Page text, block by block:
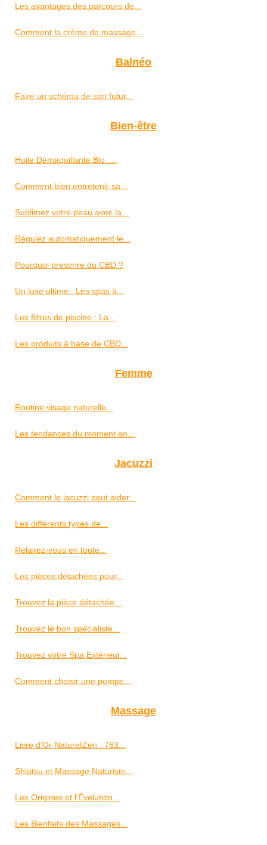
Les avantages des parcours de...
Comment la crème de massage...
Balnéo
Faire un schéma de son futur...
Bien-être
Huile Démaquillante Bio :...
Comment bien entretenir sa...
Sublimez votre peau avec la...
Régulez automatiquement le...
Pourquoi prescrire du CBD ?
Un luxe ultime : Les spas à...
Les filtres de piscine : La...
Les produits à base de CBD...
Femme
Routine visage naturelle...
Les tendances du moment en...
Jacuzzi
Comment le jacuzzi peut aider...
Les différents types de...
Relaxez-vous en toute...
Les pièces détachées pour...
Trouvez la pièce détachée...
Trouvez le bon spécialiste...
Trouvez votre Spa Extérieur...
Comment choisir une pompe...
Massage
Livre d’Or NaturetZen : 763...
Shiatsu et Massage Naturiste...
Les Origines et l'Évolution...
Les Bienfaits des Massages...